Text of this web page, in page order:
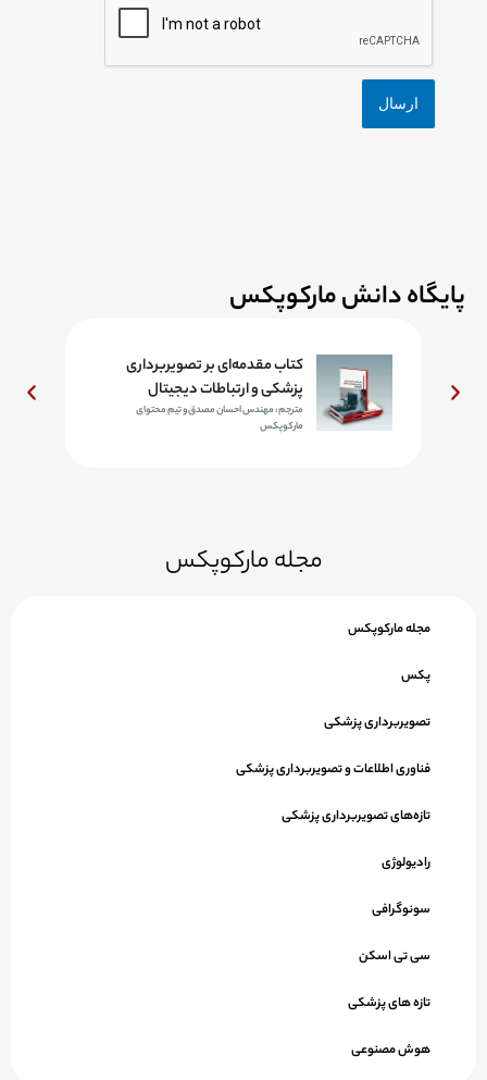
پایگاه دانش مارکوپکس
کتاب مقدمه‌ای بر تصویربرداری
پزشکی و ارتباطات دیجیتال
مترجم: مهندس احسان مصدق و تیم محتوای
مارکوپکس
مجله مارکوپکس
مجله مارکوپکس
پکس
تصویربرداری پزشکی
فناوری اطلاعات و تصویربرداری پزشکی
تازه‌های تصویربرداری پزشکی
رادیولوژی
سونوگرافی
سی تی اسکن
تازه های پزشکی
هوش مصنوعی